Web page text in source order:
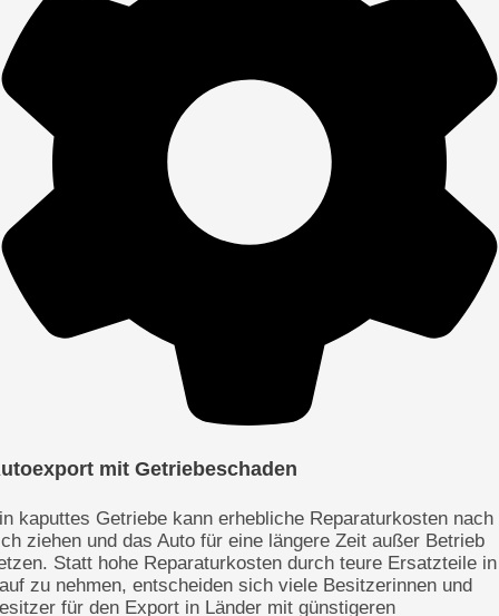
mit Getriebeschaden
kaputtes Getriebe kann erhebliche Reparaturkosten nach
ziehen und das Auto für eine längere Zeit außer Betrieb
Statt hohe Reparaturkosten durch teure Ersatzteile in
zu nehmen, entscheiden sich viele Besitzerinnen und
für den Export in Länder mit günstigeren